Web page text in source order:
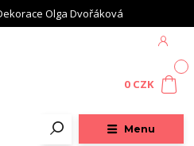
Olga Dvořáková
Menu
0 CZK